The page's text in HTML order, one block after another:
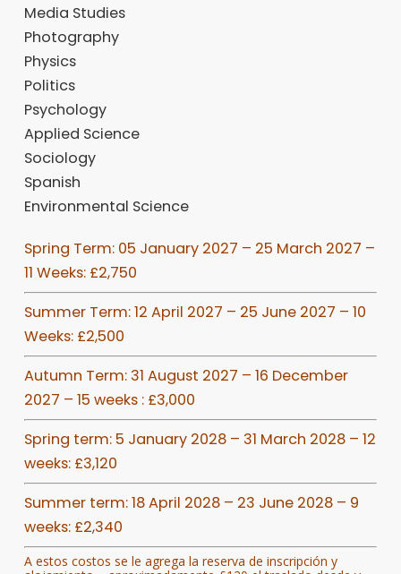
Media Studies
Photography
Physics
Politics
Psychology
Applied Science
Sociology
Spanish
Environmental Science
Spring Term: 05 January 2027 – 25 March 2027 –
11 Weeks: £2,750
Summer Term: 12 April 2027 – 25 June 2027 – 10
Weeks: £2,500
Autumn Term: 31 August 2027 – 16 December
2027 – 15 weeks : £3,000
Spring term: 5 January 2028 – 31 March 2028 – 12
weeks: £3,120
Summer term: 18 April 2028 – 23 June 2028 – 9
weeks: £2,340
A estos costos se le agrega la reserva de inscripción y